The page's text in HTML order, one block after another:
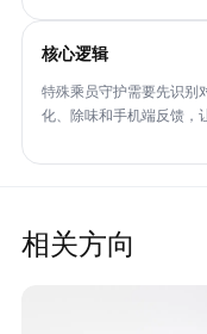
核心逻辑
特殊乘员守护需要先识别
化、除味和手机端反馈，
相关方向